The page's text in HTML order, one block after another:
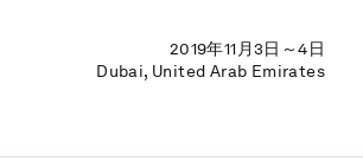
2019年11月3日～4日
Dubai, United Arab Emirates